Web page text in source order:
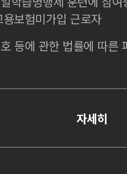
보험미가입 근로자
등에 관한 법률에 따른
자세히